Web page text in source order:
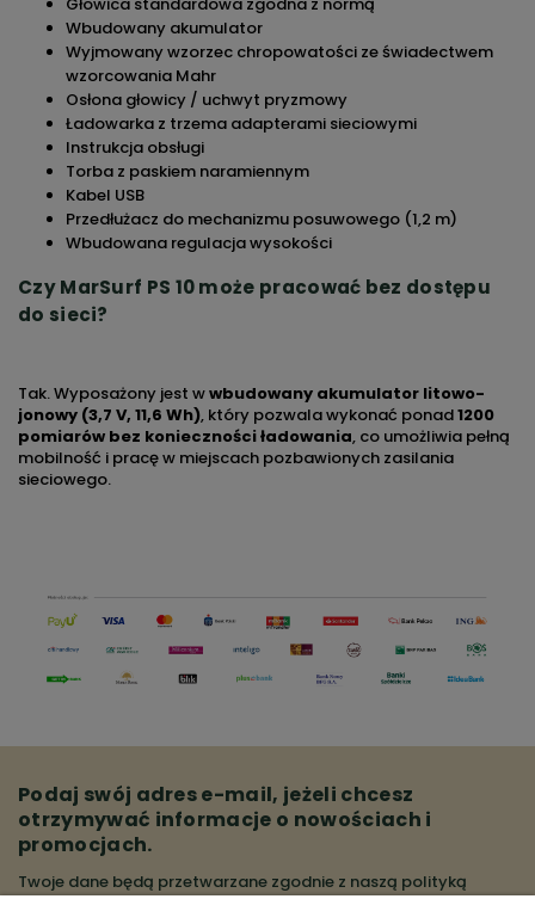
Wbudowany akumulator
Wyjmowany wzorzec chropowatości ze świadectwem
wzorcowania Mahr
Osłona głowicy / uchwyt pryzmowy
Ładowarka z trzema adapterami sieciowymi
Instrukcja obsługi
Torba z paskiem naramiennym
Kabel USB
Przedłużacz do mechanizmu posuwowego (1,2 m)
Wbudowana regulacja wysokości
Czy MarSurf PS 10 może pracować bez dostępu
do sieci?
Tak. Wyposażony jest wwbudowany akumulator litowo-
jonowy (3,7 V, 11,6 Wh), który pozwala wykonać ponad1200
pomiarów bez konieczności ładowania, co umożliwia pełną
mobilność i pracę w miejscach pozbawionych zasilania
sieciowego.
Podaj swój adres e-mail, jeżeli chcesz
otrzymywać informacje o nowościach i
promocjach.
Twoje dane będą przetwarzane zgodnie z naszą polityką